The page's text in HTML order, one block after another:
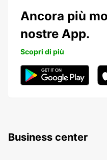
Ancora più
nostre App.
Scopri di più
Business center